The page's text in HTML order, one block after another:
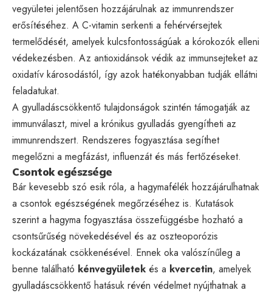
vegyületei jelentősen hozzájárulnak az immunrendszer
erősítéséhez. A C-vitamin serkenti a fehérvérsejtek
termelődését, amelyek kulcsfontosságúak a kórokozók elleni
védekezésben. Az antioxidánsok védik az immunsejteket az
oxidatív károsodástól, így azok hatékonyabban tudják ellátni
feladatukat.
A gyulladáscsökkentő tulajdonságok szintén támogatják az
immunválaszt, mivel a krónikus gyulladás gyengítheti az
immunrendszert. Rendszeres fogyasztása segíthet
megelőzni a megfázást, influenzát és más fertőzéseket.
Csontok egészsége
Bár kevesebb szó esik róla, a hagymafélék hozzájárulhatnak
a csontok egészségének megőrzéséhez is. Kutatások
szerint a hagyma fogyasztása összefüggésbe hozható a
csontsűrűség növekedésével és az oszteoporózis
kockázatának csökkenésével. Ennek oka valószínűleg a
benne található kénvegyületek és a kvercetin, amelyek
gyulladáscsökkentő hatásuk révén védelmet nyújthatnak a